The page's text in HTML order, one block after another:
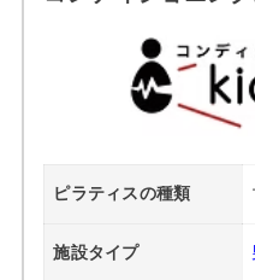
ピラティスの種類
施設タイプ